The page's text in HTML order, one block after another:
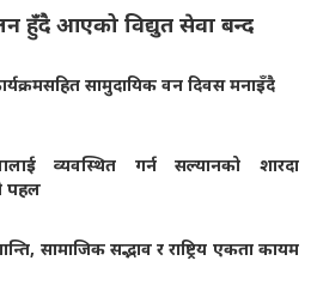
हुँदै आएको विद्युत सेवा बन्द
सामुदायिक वन दिवस मनाइँदै
व्यवस्थित गर्न सल्यानको शारदा
पहल
सामाजिक सद्भाव र राष्ट्रिय एकता कायम